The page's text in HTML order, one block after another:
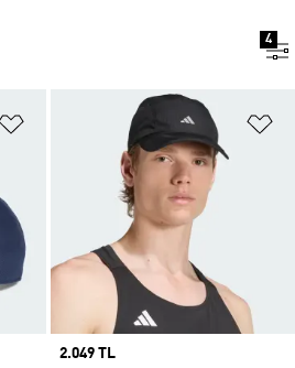
4
Favori Listesine Ekle
Price
2.049 TL